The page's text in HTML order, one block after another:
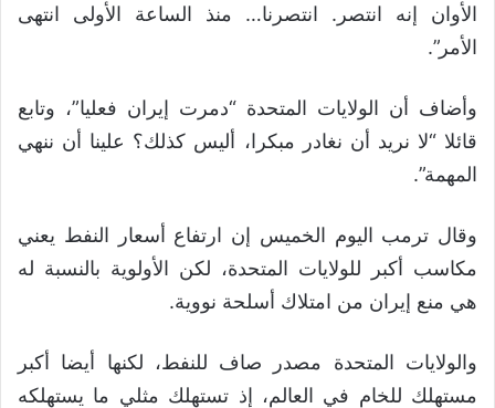
الأوان إنه انتصر. انتصرنا… منذ الساعة الأولى انتهى
الأمر”.
وأضاف أن الولايات المتحدة “دمرت إيران فعليا”، وتابع
قائلا “لا نريد أن نغادر مبكرا، أليس كذلك؟ علينا أن ننهي
المهمة”.
وقال ترمب اليوم الخميس إن ارتفاع أسعار النفط يعني
مكاسب أكبر للولايات المتحدة، لكن الأولوية بالنسبة له
هي منع إيران من امتلاك أسلحة نووية.
والولايات المتحدة مصدر صاف للنفط، لكنها أيضا أكبر
مستهلك للخام في العالم، إذ تستهلك مثلي ما يستهلكه